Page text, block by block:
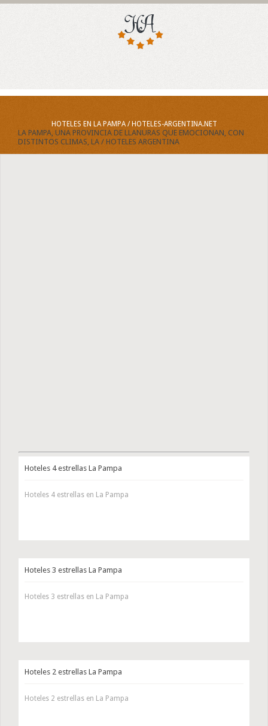
HOTELES EN LA PAMPA / HOTELES-ARGENTINA.NET
LA PAMPA, UNA PROVINCIA DE LLANURAS QUE EMOCIONAN, CON
DISTINTOS CLIMAS, LA / HOTELES ARGENTINA
Hoteles 4 estrellas La Pampa
Hoteles 4 estrellas en La Pampa
Hoteles 3 estrellas La Pampa
Hoteles 3 estrellas en La Pampa
Hoteles 2 estrellas La Pampa
Hoteles 2 estrellas en La Pampa